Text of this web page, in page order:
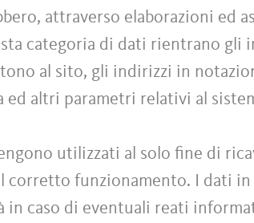
attraverso elaborazioni ed
categoria di dati rientrano
al sito, gli indirizzi in
ed altri parametri relativi al
utilizzati al solo fine di
corretto funzionamento. I dati
in caso di eventuali reati